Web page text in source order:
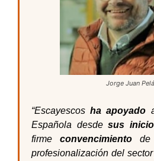
Jorge Juan
“Escayescosha apoyado
Española desdesus
firme convencimiento de
profesionalización del sector